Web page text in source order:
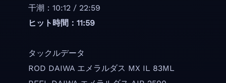
干潮：10:12 / 22:59
ヒット時間：11:59
タックルデータ
ROD DAIWA エメラルダス MX IL 83ML